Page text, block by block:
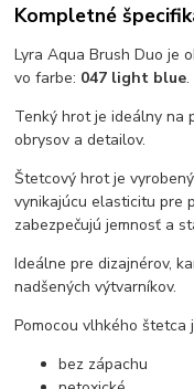
Kompletné
Lyra Aqua Brush Duo je
vo farbe: 047 light blue.
Tenký hrot je ideálny na
obrysov a detailov.
Štetcový hrot je
vynikajúcu elasticitu pre
zabezpečujú jemnosť a
Ideálne pre dizajnérov,
nadšených výtvarníkov.
Pomocou vlhkého štetca
bez zápachu